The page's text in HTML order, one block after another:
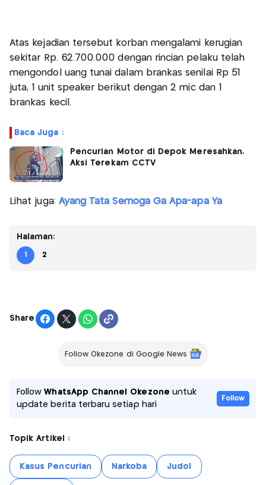
Atas kejadian tersebut korban mengalami kerugian
sekitar Rp. 62.700.000 dengan rincian pelaku telah
mengondol uang tunai dalam brankas senilai Rp 51
juta, 1 unit speaker berikut dengan 2 mic dan 1
brankas kecil.
Baca Juga :
Pencurian Motor di Depok Meresahkan,
Aksi Terekam CCTV
Lihat juga: Ayang Tata Semoga Ga Apa-apa Ya
Halaman:
1 2
Share
Follow Okezone di Google News
FollowWhatsApp Channel Okezone untuk
update berita terbaru setiap hari
Follow
Topik Artikel :
Kasus Pencurian Narkoba Judol